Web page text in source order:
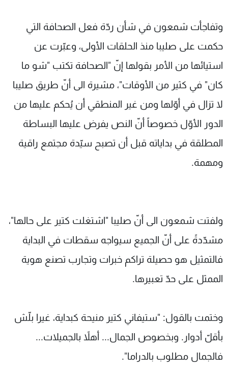
وتفاجأت شمعون في شأن ردّة فعل الصحافة التي
حكمت على صليبا منذ الحلقات الأولى، وعبّرت عن
استيائها من الأمر بقولها إنّ "الصحافة تكتب "شو ما
كان" في كثير من الأوقات"، مشيرة الى أنّ طريق صليبا
لا تزال في أوّلها ومن غير المنطقي أن يُحكم عليها من
الدور الأوّل خصوصاً أنّ النص يفرض عليها البساطة
المطلقة في بداياته قبل أن تصبح سيّدة مجتمع راقية
ومهمة.
ولفتت شمعون الى أنّ صليبا "اشتغلت كتير على حالها"،
مشدّدةً على أنّ الجميع سيواجه سقطات في البداية
فالتمثيل هو حصيلة تراكم خبرات وتجارب تصنع هوية
الممثل على حدّ تعبيرها.
وختمت بالقول: "ستيفاني كتير منيحة كبداية، غيرا بلّش
بأقلّ أدوار. وبخصوص الجمال... أهلاً بالجميلات...
فالجمال مطلوب بالدراما".